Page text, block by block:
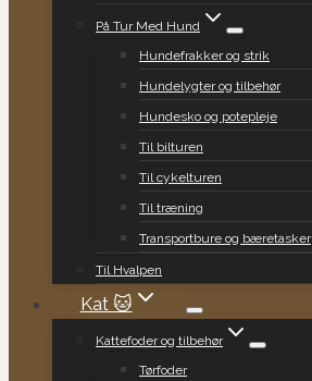
På Tur Med Hund
Hundefrakker og strik
Hundelygter og tilbehør
Hundesko og potepleje
Til bilturen
Til cykelturen
Til træning
Transportbure og bæretasker
Til Hvalpen
Kat 🐱
Kattefoder og tilbehør
Tørfoder